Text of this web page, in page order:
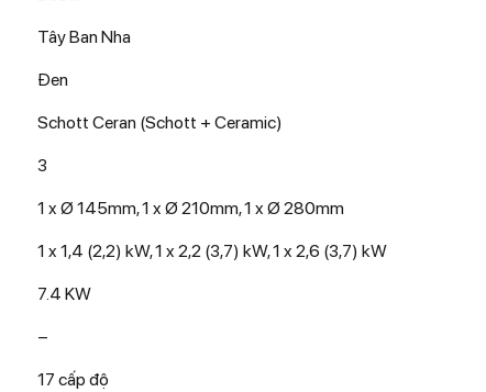
Tây Ban Nha
Đen
Schott Ceran (Schott + Ceramic)
3
1 x Ø 145mm, 1 x Ø 210mm, 1 x Ø 280mm
1 x 1,4 (2,2) kW, 1 x 2,2 (3,7) kW, 1 x 2,6 (3,7) kW
7.4 KW
–
17 cấp độ